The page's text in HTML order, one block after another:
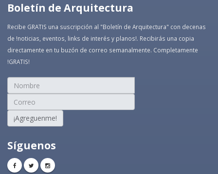
Boletín de Arquitectura
Recibe GRATIS una suscripción al "Boletín de Arquitectura" con decenas
de !noticias, eventos, links de interés y planos!. Recibirás una copia
directamente en tu buzón de correo semanalmente. Completamente
!GRATIS!
¡Agreguenme!
Síguenos